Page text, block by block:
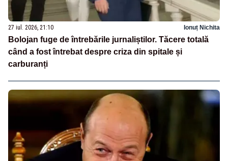
27 iul. 2026, 21:10 Ionuț Nichita
Bolojan fuge de întrebările jurnaliștilor. Tăcere totală
când a fost întrebat despre criza din spitale și
carburanți